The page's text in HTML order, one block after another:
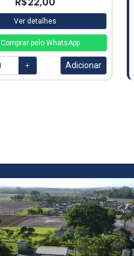
Ver detalhes
Comprar pelo WhatsApp
Adicionar